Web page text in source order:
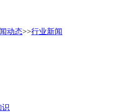
动态>>行业新闻
识